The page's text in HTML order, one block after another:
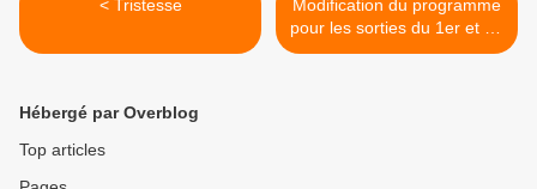
< Tristesse
Modification du programme
pour les sorties du 1er et 15
décembre 2019 >
Hébergé par Overblog
Top articles